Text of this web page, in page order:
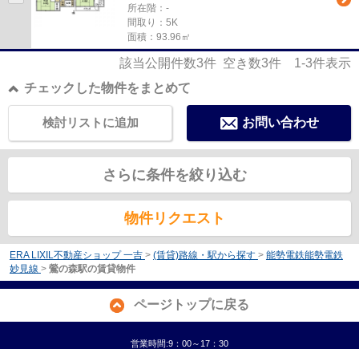
所在階：-
間取り：5K
面積：93.96㎡
該当公開件数3件 空き数3件 1-3件表示
チェックした物件をまとめて
お問い合わせ
検討リストに追加
さらに条件を絞り込む
物件リクエスト
ERA LIXIL不動産ショップ 一吉 > (賃貸)路線・駅から探す > 能勢電鉄能勢電鉄
妙見線 > 鶯の森駅の賃貸物件
ページトップに戻る
営業時間:9：00～17：30